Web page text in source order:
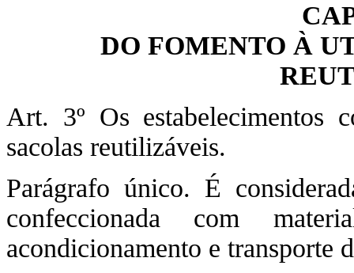
DO FOMENTO À
Art. 3º Os estabelecimentos
sacolas reutilizáveis.
Parágrafo único. É
confeccionada com
acondicionamento e transporte